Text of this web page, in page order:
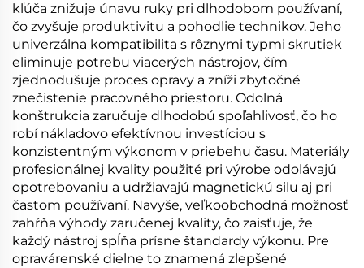
kľúča znižuje únavu ruky pri dlhodobom používaní,
čo zvyšuje produktivitu a pohodlie technikov. Jeho
univerzálna kompatibilita s rôznymi typmi skrutiek
eliminuje potrebu viacerých nástrojov, čím
zjednodušuje proces opravy a zníži zbytočné
znečistenie pracovného priestoru. Odolná
konštrukcia zaručuje dlhodobú spoľahlivosť, čo ho
robí nákladovo efektívnou investíciou s
konzistentným výkonom v priebehu času. Materiály
profesionálnej kvality použité pri výrobe odolávajú
opotrebovaniu a udržiavajú magnetickú silu aj pri
častom používaní. Navyše, veľkoobchodná možnosť
zahŕňa výhody zaručenej kvality, čo zaisťuje, že
každý nástroj spĺňa prísne štandardy výkonu. Pre
opravárenské dielne to znamená zlepšené